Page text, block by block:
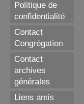
Politique de
confidentialité
Contact
Congrégation
Contact
archives
générales
Liens amis